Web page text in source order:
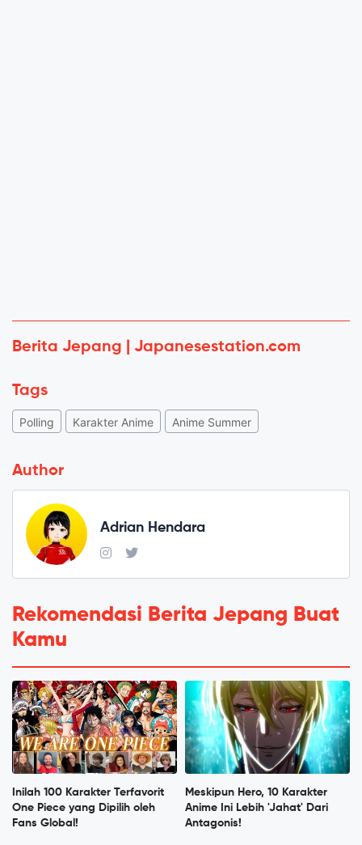
Berita Jepang | Japanesestation.com
Tags
Polling Karakter Anime Anime Summer
Author
Adrian Hendara
Rekomendasi Berita Jepang Buat
Kamu
Inilah 100 Karakter Terfavorit
One Piece yang Dipilih oleh
Fans Global!
Meskipun Hero, 10 Karakter
Anime Ini Lebih 'Jahat' Dari
Antagonis!